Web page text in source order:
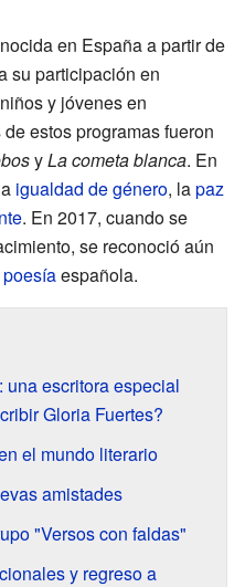
en España a partir de
su participación en
y jóvenes en
estos programas fueron
yLa cometa blanca. En
igualdad de género, lapaz
. En 2017, cuando se
se reconoció aún
poesíaespañola.
una escritora especial
Gloria Fuertes?
el mundo literario
amistades
"Versos con faldas"
y regreso a